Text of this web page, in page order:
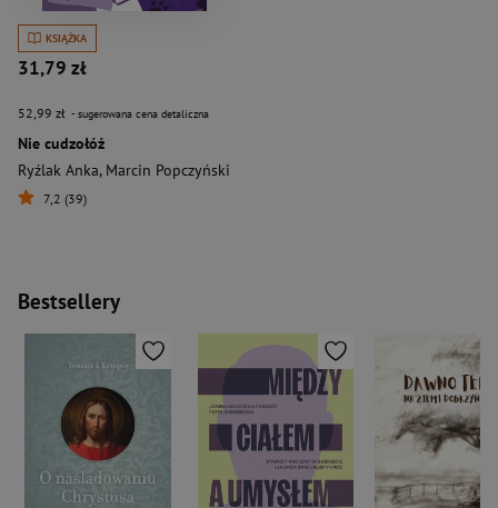
KSIĄŻKA
31,79 zł
52,99 zł - sugerowana cena detaliczna
Nie cudzołóż
Ryźlak Anka, Marcin Popczyński
7,2 (39)
Bestsellery